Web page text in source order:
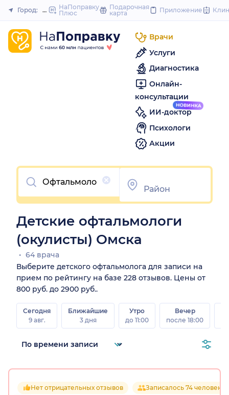
to
Закрыть
Город: ОмскНаПоправку
Плюс
Подарочная
карта
Приложение
Врачи
Услуги
Диагностика
Онлайн-
консультации
ИИ-доктор
Психологи
Акции
Очистить
Детские офтальмологи
(окулисты) Омска
64 врача
Выберите детского офтальмолога для записи на
прием по рейтингу на базе 228 отзывов. Цены от
800 руб. до 2900 руб..
Сегодня
9 авг.
Ближайшие
3 дня
Утро
до 11:00
Вечер
после 18:00
Нет отрицательных отзывов Записалось 74 человека